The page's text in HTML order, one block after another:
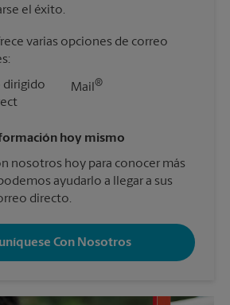
el éxito.
varias opciones de correo
dirigido
Mail ®
hoy mismo
nosotros hoy para conocer más
ayudarlo a llegar a sus
directo.
Con Nosotros